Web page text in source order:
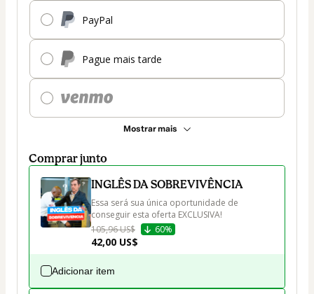
PayPal
Pague mais tarde
Mostrar mais
Comprar junto
INGLÊS DA SOBREVIVÊNCIA
Essa será sua única oportunidade de
conseguir esta oferta EXCLUSIVA!
105,96 US$
60%
42,00 US$
Adicionar item